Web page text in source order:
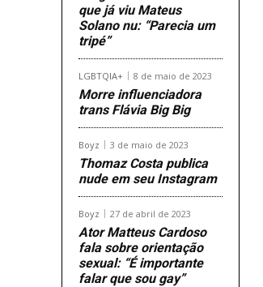
que já viu Mateus
Solano nu: “Parecia um
tripé”
LGBTQIA+ 8 de maio de 2023
Morre influenciadora
trans Flávia Big Big
Boyz 3 de maio de 2023
Thomaz Costa publica
nude em seu Instagram
Boyz 27 de abril de 2023
Ator Matteus Cardoso
fala sobre orientação
sexual: “É importante
falar que sou gay”